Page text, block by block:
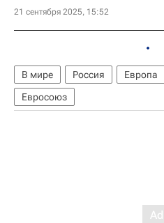
21 сентября 2025, 15:52
В мире Россия Европа
Евросоюз